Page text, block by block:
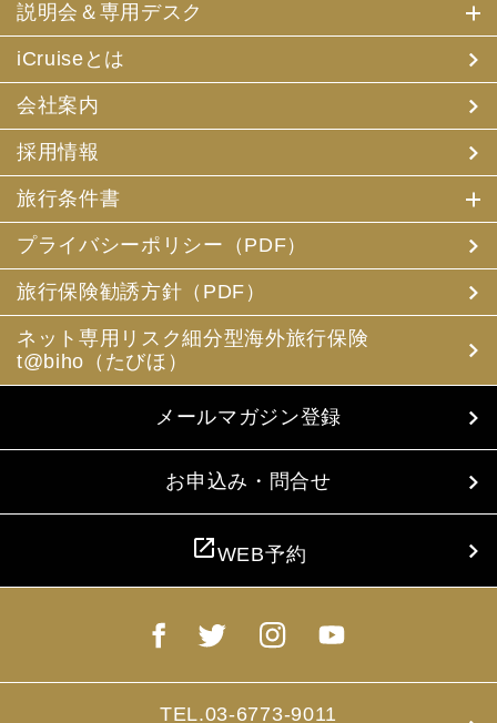
それらのサービスの受領のための手続に必要な範囲内、ま
保険の手続き上必要な範囲内で、それら運送・宿泊機関、
保険会社等に対し、お客様の氏名、性別、年齢、住所、電
話番号またはメールアドレス、パスポート番号、クレジッ
トカード番号を電磁的方法等で送付することにより提供い
(2) 当社は、旅行先でのお客様のお買い物等の便宜のた
め、当社の保有するお客様の個人データを土産物店に提供
することがあります。この場合、お客様の氏名、パスポー
ト番号及び搭乗される航空便名等に係る個人データを、予
め電磁的方法等で送付することによって提供いたします。
お客様の旅行中の連絡先の方の個人情報をお伺いすること
があります。この個人情報は、お客様に疾病等があった場
合で連絡先の方へ連絡の必要があると当社が認めた場合に
使用させていただきます。お客様は、連絡先の方の個人情
報を当社らに提供することについて連絡先の方の同意を得
るものとします。
4. お客様個人情報の収集・利用について
当社は、お客様の個人情報を収集、利用するにあたり、以
下の取扱いをしておりますことを予めご承知おき願いま
(1) 収集目的、利用範囲をパンフレット、お申込書に明示
(2) お客様の同意がない限り、収集目的以外に使用いたし
し、同意を得ます。
(4) お客様が未成年者の場合、親権者の同意を得ます。
た、お申込のあった旅行の手配及び旅程の管理のために、
以下の当社のグループ企業とお客様情報を共有する場合が
説明会＆専用デスク
iCruiseとは
会社案内
採用情報
旅行条件書
プライバシーポリシー（PDF）
旅行保険勧誘方針（PDF）
ネット専用リスク細分型海外旅行保険
t@biho（たびほ）
メールマガジン登録
お申込み・問合せ
open_in_newWEB予約
TEL.03-6773-9011